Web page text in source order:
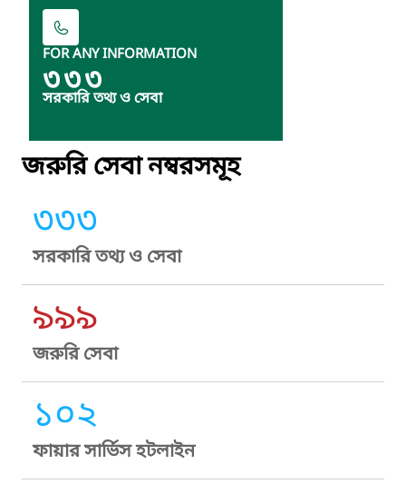
FOR ANY INFORMATION
৩৩৩
সরকারি তথ্য ও সেবা
জরুরি সেবা নম্বরসমূহ
৩৩৩
সরকারি তথ্য ও সেবা
৯৯৯
জরুরি সেবা
১০২
ফায়ার সার্ভিস হটলাইন